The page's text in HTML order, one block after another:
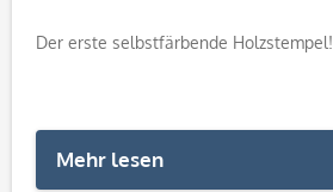
Der erste selbstfärbende Holzstempel!
Mehr lesen